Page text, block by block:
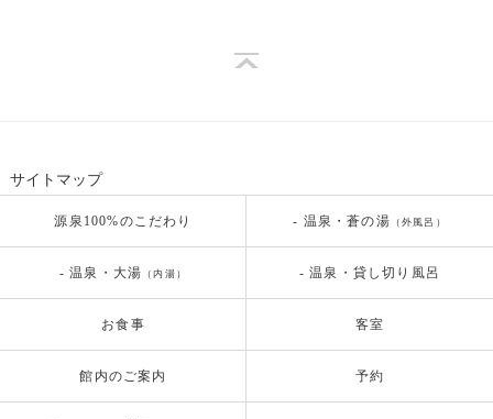
サイトマップ
源泉100%のこだわり - 温泉・蒼の湯 （外風呂）
- 温泉・大湯 （内湯） - 温泉・貸し切り風呂
お食事 客室
館内のご案内 予約